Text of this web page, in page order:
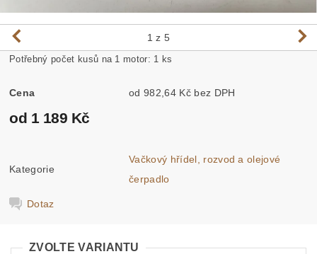
1 z 5
Potřebný počet kusů na 1 motor: 1 ks
Cena od 982,64 Kč bez DPH
od 1 189 Kč
Kategorie
Vačkový hřídel, rozvod a olejové
čerpadlo
Dotaz
ZVOLTE VARIANTU